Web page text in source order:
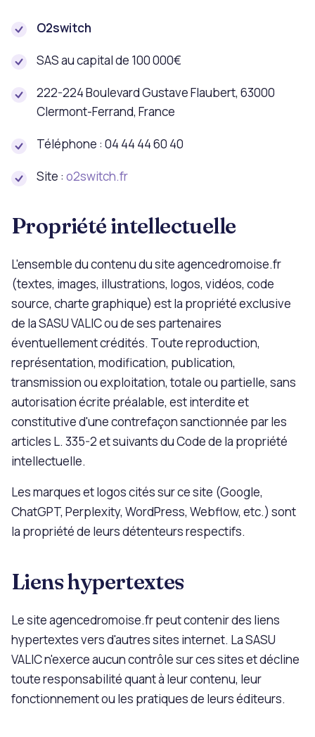
O2switch
SAS au capital de 100 000€
222-224 Boulevard Gustave Flaubert, 63000
Clermont-Ferrand, France
Téléphone : 04 44 44 60 40
Site : o2switch.fr
Propriété intellectuelle
L'ensemble du contenu du site agencedromoise.fr
(textes, images, illustrations, logos, vidéos, code
source, charte graphique) est la propriété exclusive
de la SASU VALIC ou de ses partenaires
éventuellement crédités. Toute reproduction,
représentation, modification, publication,
transmission ou exploitation, totale ou partielle, sans
autorisation écrite préalable, est interdite et
constitutive d'une contrefaçon sanctionnée par les
articles L. 335-2 et suivants du Code de la propriété
intellectuelle.
Les marques et logos cités sur ce site (Google,
ChatGPT, Perplexity, WordPress, Webflow, etc.) sont
la propriété de leurs détenteurs respectifs.
Liens hypertextes
Le site agencedromoise.fr peut contenir des liens
hypertextes vers d'autres sites internet. La SASU
VALIC n'exerce aucun contrôle sur ces sites et décline
toute responsabilité quant à leur contenu, leur
fonctionnement ou les pratiques de leurs éditeurs.